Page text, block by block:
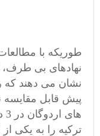
طوریکه با
نهادهای بی طرف،
نشان می دهند که
پیش قابل مقایسه
ترکیه را به یکی